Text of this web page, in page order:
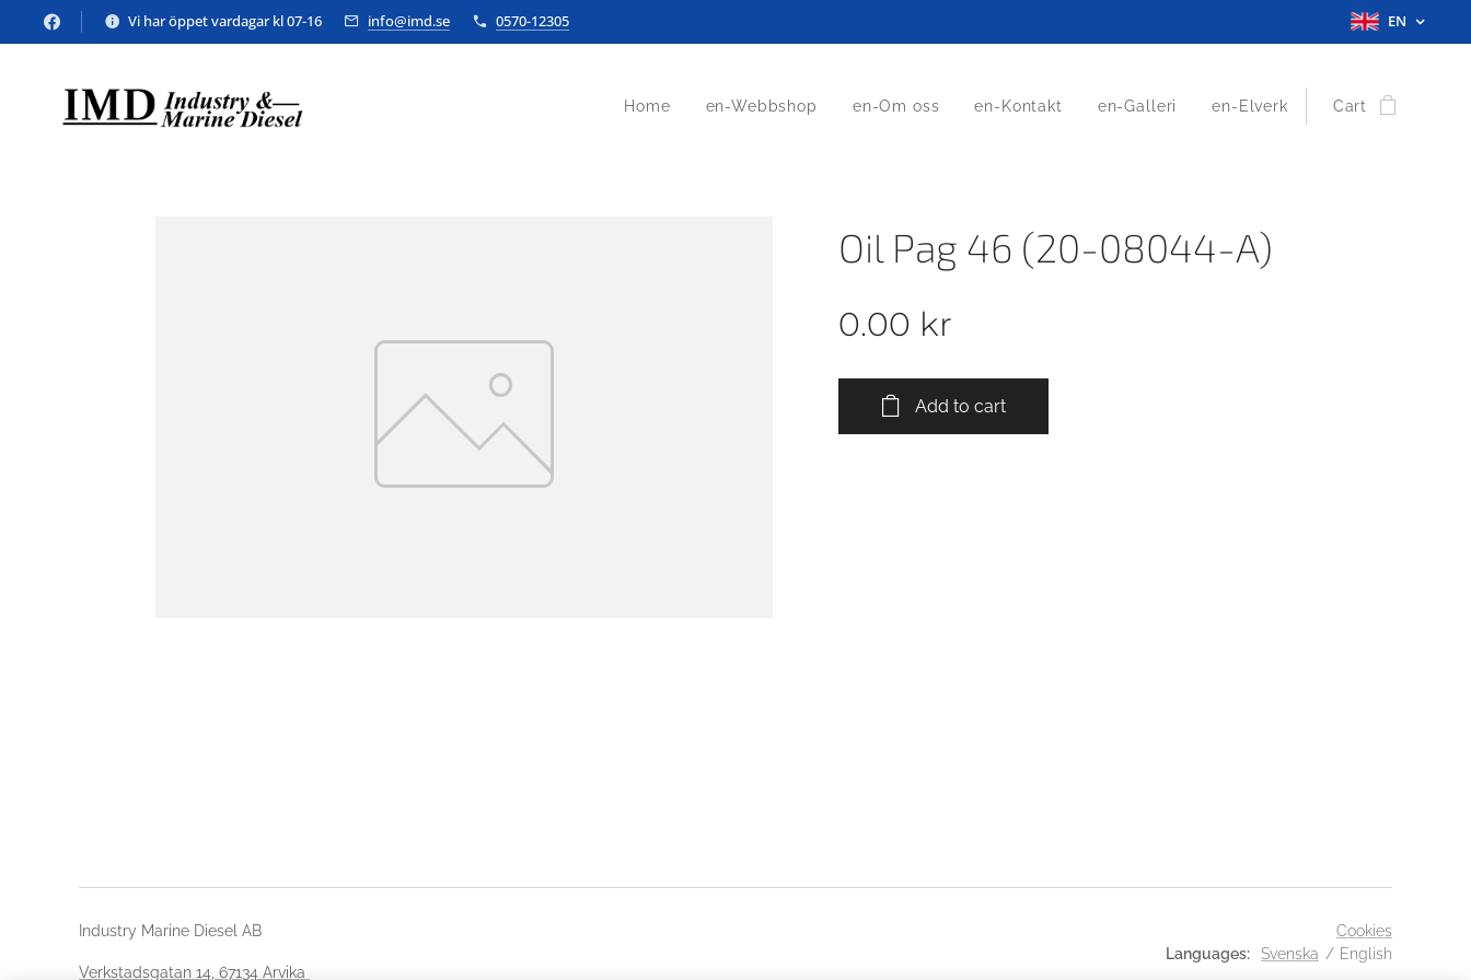
Vi har öppet vardagar kl 07-16 info@imd.se 0570-12305 EN
Home en-Webbshop en-Om oss en-Kontakt en-Galleri en-Elverk Cart
Oil Pag 46 (20-08044-A)
0.00 kr
Add to cart
Industry Marine Diesel AB
Verkstadsgatan 14, 67134 Arvika
Cookies
Languages
Svenska English